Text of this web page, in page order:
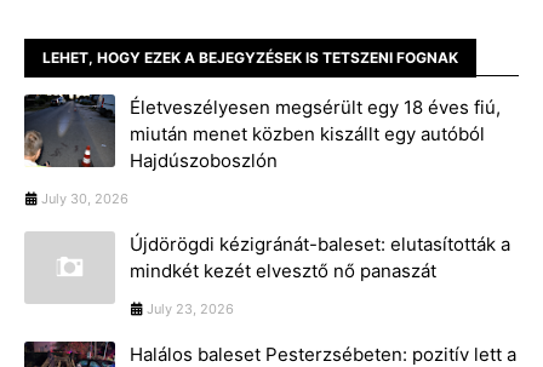
LEHET, HOGY EZEK A BEJEGYZÉSEK IS TETSZENI FOGNAK
Életveszélyesen megsérült egy 18 éves fiú,
miután menet közben kiszállt egy autóból
Hajdúszoboszlón
July 30, 2026
Újdörögdi kézigránát-baleset: elutasították a
mindkét kezét elvesztő nő panaszát
July 23, 2026
Halálos baleset Pesterzsébeten: pozitív lett a